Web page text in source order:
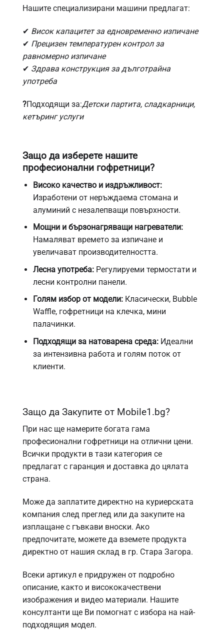
Нашите специализирани машини предлагат:
✔ Висок капацитет за едновременно изпичане
✔ Прецизен температурен контрол за
равномерно изпичане
✔ Здрава конструкция за дълготрайна
употреба
?Подходящи за:Детски партита, сладкарници,
кетъринг услуги
Защо да изберете нашите
професионални гофретници?
Високо качество и издръжливост:
Изработени от неръждаема стомана и
алуминий с незалепващи повърхности.
Мощни и бързонагряващи нагреватели:
Намаляват времето за изпичане и
увеличават производителността.
Лесна употреба:Регулируеми термостати и
лесни контролни панели.
Голям избор от модели:Класически, Bubble
Waffle, гофретници на клечка, мини
палачинки.
Подходящи за натоварена среда:Идеални
за интензивна работа и голям поток от
клиенти.
Защо да Закупите от Mobile1.bg?
При нас ще намерите богата гама
професионални гофретници на отлични цени.
Всички продукти в тази категория се
предлагат с гаранция и доставка до цялата
страна.
Може да заплатите директно на куриерската
компания след преглед или да закупите на
изплащане с гъвкави вноски. Ако
предпочитате, можете да вземете продукта
директно от нашия склад в гр. Стара Загора.
Всеки артикул е придружен от подробно
описание, както и висококачествени
изображения и видео материали. Нашите
консултанти ще Ви помогнат с избора на най-
подходящия модел.